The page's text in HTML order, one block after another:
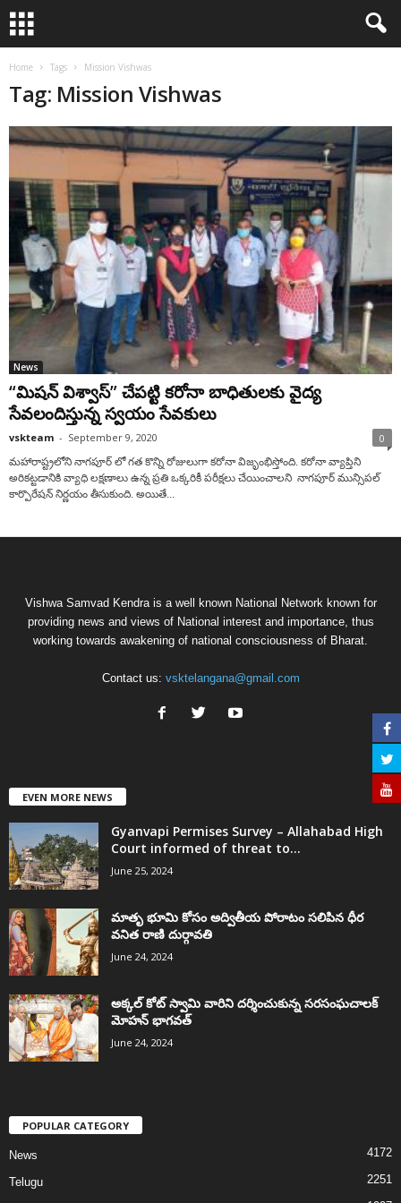
Home Tags Mission Vishwas
Tag: Mission Vishwas
News
“మిషన్ విశ్వాస్” చేపట్టి కరోనా బాధితులకు వైద్య
సేవలందిస్తున్న స్వయం సేవకులు
vskteam - September 9, 2020 0
మహారాష్ట్రలోని నాగపూర్ లో గత కొన్ని రోజులుగా కరోనా విజృంభిస్తోంది. కరోనా వ్యాప్తిని
అరికట్టడానికి వ్యాధి లక్షణాలు ఉన్న ప్రతి ఒక్కరికీ పరీక్షలు చేయించాలని నాగపూర్ మున్సిపల్
కార్పొరేషన్ నిర్ణయం తీసుకుంది. అయితే...
Vishwa Samvad Kendra is a well known National Network known for
providing news and views of National interest and importance, thus
working towards awakening of national consciousness of Bharat.
Contact us: vsktelangana@gmail.com
EVEN MORE NEWS
Gyanvapi Permises Survey – Allahabad High
Court informed of threat to...
June 25, 2024
మాతృ భూమి కోసం అద్వితీయ పోరాటం సలిపిన ధీర
వనిత రాణి దుర్గావతి
June 24, 2024
అక్కల్‌ కోట్‌ స్వామి వారిని దర్శించుకున్న సరసంఘచాలక్
మోహన్ భాగవత్
June 24, 2024
POPULAR CATEGORY
News 4172
Telugu 2251